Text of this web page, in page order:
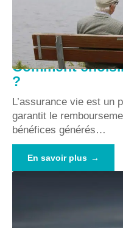
Comment
?
L’assurance vie est un
garantit le
bénéfices générés…
En savoir plus